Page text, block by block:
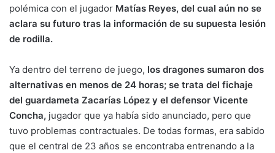
polémica con el jugador Matías Reyes, del cual aún no se
aclara su futuro tras la información de su supuesta lesión
de rodilla.
Ya dentro del terreno de juego, los dragones sumaron dos
alternativas en menos de 24 horas; se trata del fichaje
del guardameta Zacarías López y el defensor Vicente
Concha, jugador que ya había sido anunciado, pero que
tuvo problemas contractuales. De todas formas, era sabido
que el central de 23 años se encontraba entrenando a la